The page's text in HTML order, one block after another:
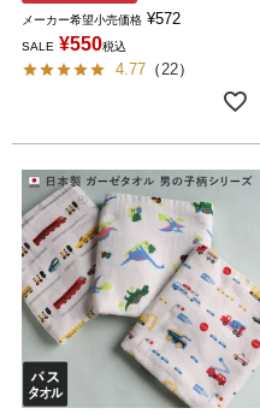
メーカー希望小売価格 ¥572
SALE ¥550税込
4.77 （22）